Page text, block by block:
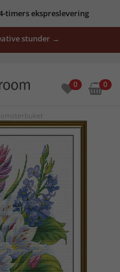
timers ekspreslevering
stunder →
0 0